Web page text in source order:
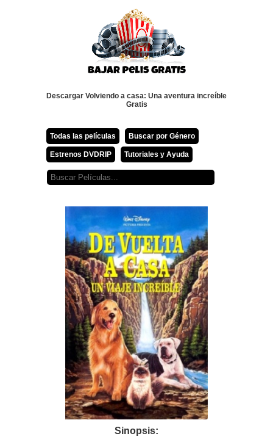
Descargar Volviendo a casa: Una aventura increíble
Gratis
Todas las películas Buscar por Género
Estrenos DVDRIP Tutoriales y Ayuda
Sinopsis: